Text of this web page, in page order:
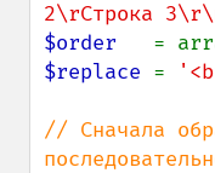
2\rСтрока
$order =
$replace =
// Сначала